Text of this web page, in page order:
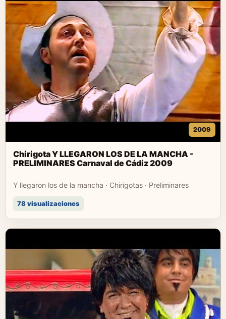
2009
Chirigota Y LLEGARON LOS DE LA MANCHA -
PRELIMINARES Carnaval de Cádiz 2009
Y llegaron los de la mancha · Chirigotas · Preliminares
78 visualizaciones